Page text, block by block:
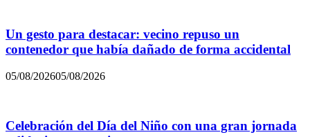
Un gesto para destacar: vecino repuso un
contenedor que había dañado de forma accidental
05/08/202605/08/2026
Celebración del Día del Niño con una gran jornada